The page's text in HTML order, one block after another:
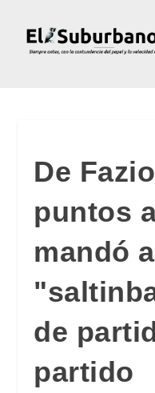
De
puntos
mandó
de
partido